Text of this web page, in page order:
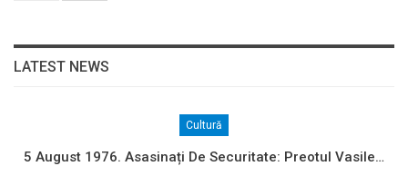
LATEST NEWS
Cultură
5 August 1976. Asasinați De Securitate: Preotul Vasile…